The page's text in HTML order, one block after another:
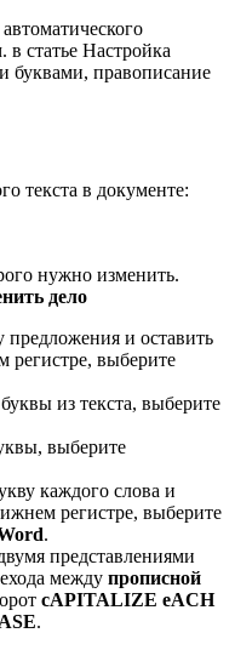
статье Настройка
буквами, правописание
текста в документе:
нужно изменить.
дело
предложения и оставить
регистре, выберите
из текста, выберите
выберите
каждого слова и
регистре, выберите
.
представлениями
между прописной
cAPITALIZE eACH
.